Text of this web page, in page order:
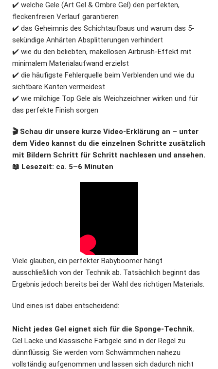
✔️ welche Gele (Art Gel & Ombre Gel) den perfekten,
fleckenfreien Verlauf garantieren
✔️ das Geheimnis des Schichtaufbaus und warum das 5-
sekündige Anhärten Absplitterungen verhindert
✔️ wie du den beliebten, makellosen Airbrush-Effekt mit
minimalem Materialaufwand erzielst
✔️ die häufigste Fehlerquelle beim Verblenden und wie du
sichtbare Kanten vermeidest
✔️ wie milchige Top Gele als Weichzeichner wirken und für
das perfekte Finish sorgen
🎬 Schau dir unsere kurze Video-Erklärung an – unter
dem Video kannst du die einzelnen Schritte zusätzlich
mit Bildern Schritt für Schritt nachlesen und ansehen.
📖 Lesezeit: ca. 5–6 Minuten
Viele glauben, ein perfekter Babyboomer hängt
ausschließlich von der Technik ab. Tatsächlich beginnt das
Ergebnis jedoch bereits bei der Wahl des richtigen Materials.
Und eines ist dabei entscheidend:
Nicht jedes Gel eignet sich für die Sponge-Technik.
Gel Lacke und klassische Farbgele sind in der Regel zu
dünnflüssig. Sie werden vom Schwämmchen nahezu
vollständig aufgenommen und lassen sich dadurch nicht